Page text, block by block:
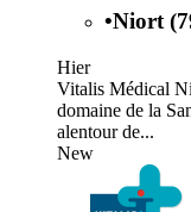
•Niort
Hier
Vitalis Médical
domaine de la
alentour de...
New